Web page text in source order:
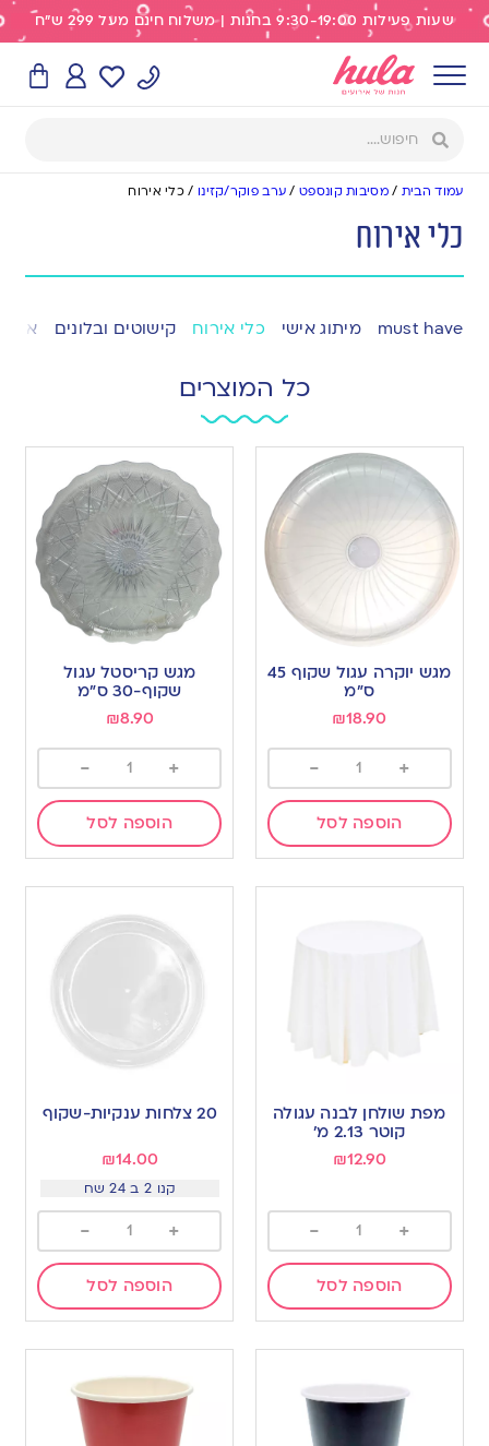
שעות פעילות 9:30-19:00 בחנות | משלוח חינם מעל 299 ש"ח
עמוד הבית /מסיבות קונספט/ ערב פוקר/קזינו / כלי אירוח
כלי אירוח
must have מיתוג אישי כלי אירוח קישוטים ובלונים
כל המוצרים
מגש יוקרה עגול שקוף 45
ס”מ
₪18.90
+
-
הוספה לסל
מגש קריסטל עגול
שקוף-30 ס”מ
₪8.90
+
-
הוספה לסל
מפת שולחן לבנה עגולה
קוטר 2.13 מ’
₪12.90
+
-
הוספה לסל
20 צלחות ענקיות-שקוף
₪14.00
קנו 2 ב 24 שח
+
-
הוספה לסל